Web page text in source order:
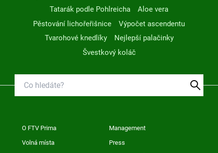
Tatarák podle Pohlreicha
Aloe vera
Pěstování lichořeřišnice
Výpočet ascendentu
Tvarohové knedlíky
Nejlepší palačinky
Švestkový koláč
O FTV Prima Management
Volná místa Press